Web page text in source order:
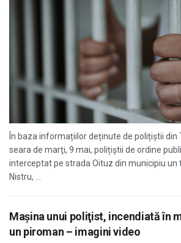
În baza informațiilor deținute de polițiștii din
seara de marţi, 9 mai, polițiștii de ordine
interceptat pe strada Oituz din municipiu un
Nistru, ...
Mașina unui poliţist, incendiată în
un piroman – imagini video